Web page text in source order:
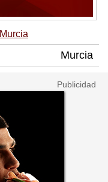
Murcia
Murcia